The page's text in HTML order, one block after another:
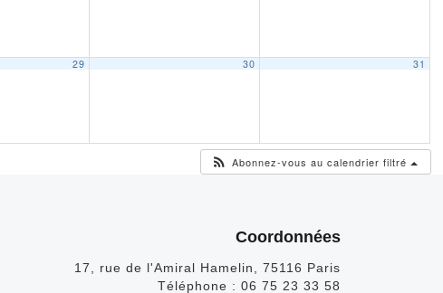
29 30 31
Abonnez-vous au calendrier filtré
Coordonnées
17, rue de l'Amiral Hamelin, 75116 Paris
Téléphone : 06 75 23 33 58